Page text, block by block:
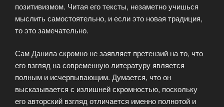
позитивизмом. Читая его тексты, незаметно учишься
мыслить самостоятельно, и если это новая традиция,
то это замечательно.
Сам Данила скромно не заявляет претензий на то, что
его взгляд на современную литературу является
полным и исчерпывающим. Думается, что он
высказывается с излишней скромностью, поскольку
его авторский взгляд отличается именно полнотой и